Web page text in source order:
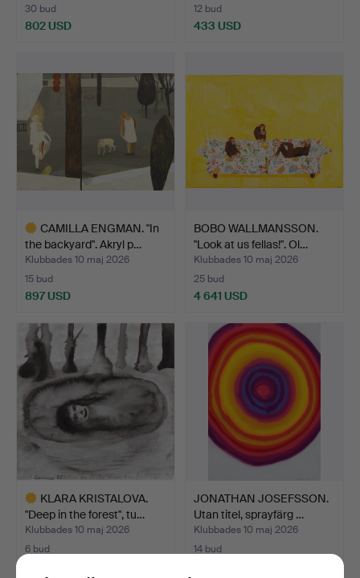
30 bud
802 USD
12 bud
433 USD
CAMILLA ENGMAN. "In
the backyard". Akryl p…
Klubbades 10 maj 2026
15 bud
897 USD
föremål
BOBO WALLMANSSON.
"Look at us fellas!". Ol…
Klubbades 10 maj 2026
25 bud
4 641 USD
KLARA KRISTALOVA.
"Deep in the forest", tu…
Klubbades 10 maj 2026
6 bud
JONATHAN JOSEFSSON.
Utan titel, sprayfärg …
Klubbades 10 maj 2026
14 bud